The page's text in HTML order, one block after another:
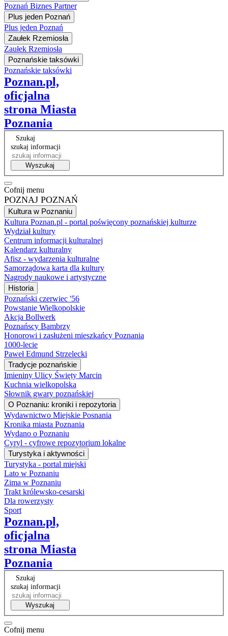
Poznań Biznes Partner
Plus jeden Poznań
Plus jeden Poznań
Zaułek Rzemiosła
Zaułek Rzemiosła
Poznańskie taksówki
Poznańskie taksówki
Poznan.pl,
oficjalna
strona Miasta
Poznania
Szukaj
szukaj informacji
Wyszukaj
Cofnij menu
POZNAJ POZNAŃ
Kultura w Poznaniu
Kultura Poznan.pl - portal poświęcony poznańskiej kulturze
Wydział kultury
Centrum informacji kulturalnej
Kalendarz kulturalny
Afisz - wydarzenia kulturalne
Samorządowa karta dla kultury
Nagrody naukowe i artystyczne
Historia
Poznański czerwiec '56
Powstanie Wielkopolskie
Akcja Bollwerk
Poznańscy Bambrzy
Honorowi i zasłużeni mieszkańcy Poznania
1000-lecie
Paweł Edmund Strzelecki
Tradycje poznańskie
Imieniny Ulicy Święty Marcin
Kuchnia wielkopolska
Słownik gwary poznańskiej
O Poznaniu: kroniki i repozytoria
Wydawnictwo Miejskie Posnania
Kronika miasta Poznania
Wydano o Poznaniu
Cyryl - cyfrowe repozytorium lokalne
Turystyka i aktywności
Turystyka - portal miejski
Lato w Poznaniu
Zima w Poznaniu
Trakt królewsko-cesarski
Dla rowerzysty
Sport
Poznan.pl,
oficjalna
strona Miasta
Poznania
Szukaj
szukaj informacji
Wyszukaj
Cofnij menu